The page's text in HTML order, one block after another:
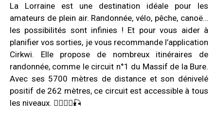
La Lorraine est une destination idéale pour les
amateurs de plein air. Randonnée, vélo, pêche, canoë…
les possibilités sont infinies ! Et pour vous aider à
planifier vos sorties, je vous recommande l’application
Cirkwi. Elle propose de nombreux itinéraires de
randonnée, comme le circuit n°1 du Massif de la Bure.
Avec ses 5700 mètres de distance et son dénivelé
positif de 262 mètres, ce circuit est accessible à tous
les niveaux. 🚶‍♀️🚴‍♂️🎣